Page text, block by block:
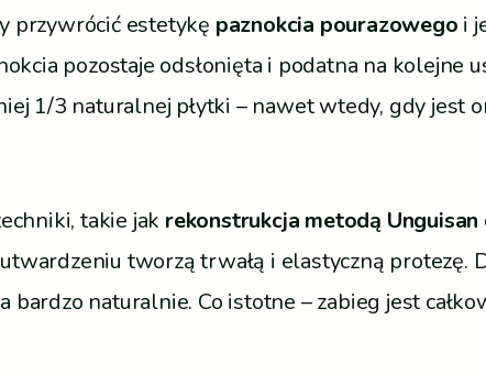
przywrócić estetykę paznokcia pourazowego i
pozostaje odsłonięta i podatna na kolejne
1/3 naturalnej płytki – nawet wtedy, gdy jest
takie jak rekonstrukcja metodą Unguisan
tworzą trwałą i elastyczną protezę.
naturalnie. Co istotne – zabieg jest